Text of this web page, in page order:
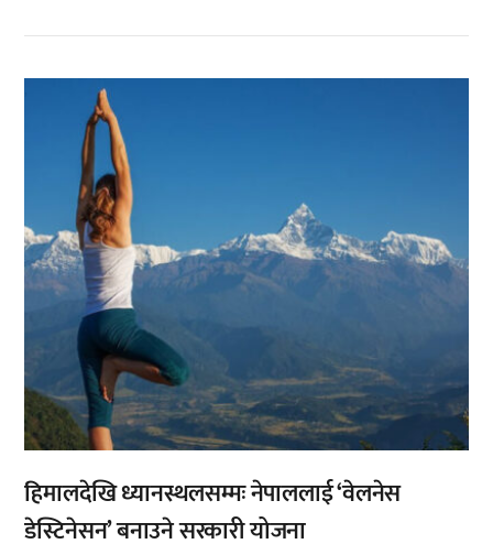
हिमालदेखि ध्यानस्थलसम्मः नेपाललाई ‘वेलनेस
डेस्टिनेसन’ बनाउने सरकारी योजना